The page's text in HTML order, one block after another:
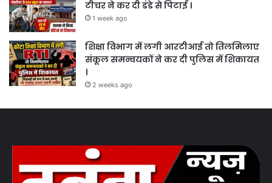
टीचर ने कर दी डंडे से पिटाई ।
1 week ago
शिक्षा विभाग में लगी आरटीआई तो तिलमिलाए
संकूल समन्वयकों ने कर दी पुलिस में शिकायत
।
2 weeks ago